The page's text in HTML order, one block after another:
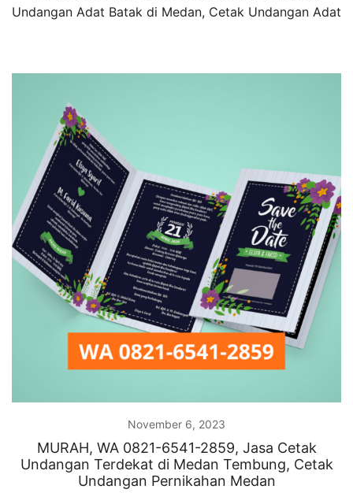
Undangan Adat Batak di Medan, Cetak Undangan Adat
November 6, 2023
MURAH, WA 0821-6541-2859, Jasa Cetak
Undangan Terdekat di Medan Tembung, Cetak
Undangan Pernikahan Medan